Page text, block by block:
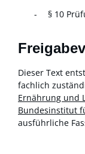
§ 10
Dieser Text
fachlich
Ernährung und
Bundesinstitut
ausführliche